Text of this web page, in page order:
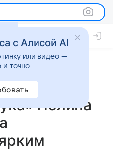
Полина
с Алисой AI
или видео —
и точно